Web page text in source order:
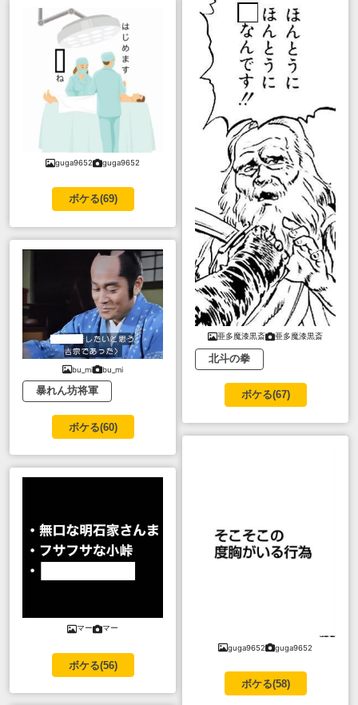
guga9652 guga9652
ボケる(69)
bu_mi bu_mi
暴れん坊将軍
ボケる(60)
マー マー
ボケる(56)
亜多魔漆黒斎 亜多魔漆黒斎
北斗の拳
ボケる(67)
guga9652 guga9652
ボケる(58)